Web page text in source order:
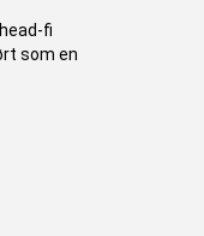
fi
som en